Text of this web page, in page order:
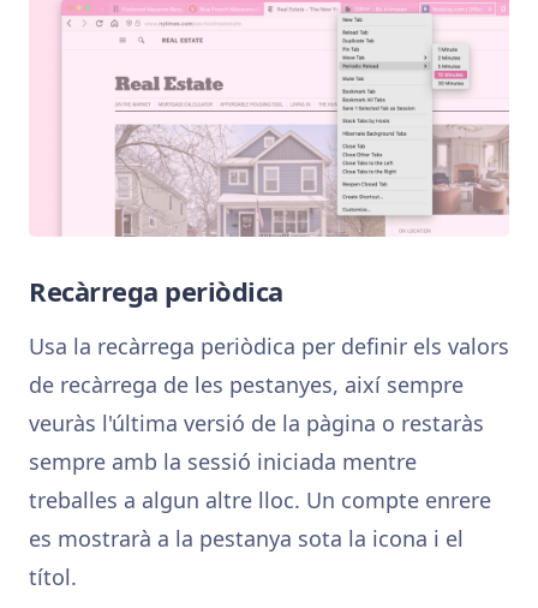
Recàrrega periòdica
Usa la recàrrega periòdica per definir els valors
de recàrrega de les pestanyes, així sempre
veuràs l'última versió de la pàgina o restaràs
sempre amb la sessió iniciada mentre
treballes a algun altre lloc. Un compte enrere
es mostrarà a la pestanya sota la icona i el
títol.